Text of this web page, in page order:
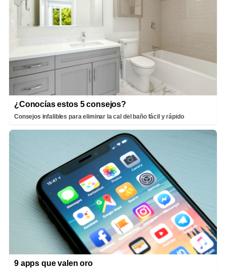
¿Conocías estos 5 consejos?
Consejos infalibles para eliminar la cal del baño fácil y rápido
9 apps que valen oro